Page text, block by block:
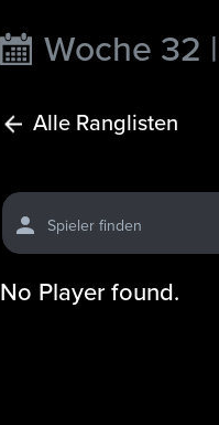
Woche 32
Alle Ranglisten
Spieler finden
No Player found.